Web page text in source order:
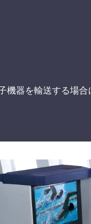
機器を輸送する場